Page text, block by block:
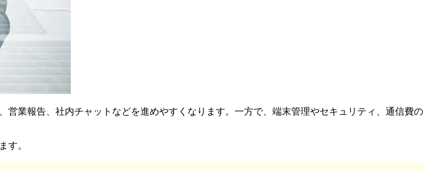
業報告、社内チャットなどを進めやすくなります。一方で、端末管理やセキュリティ、通信費の
す。